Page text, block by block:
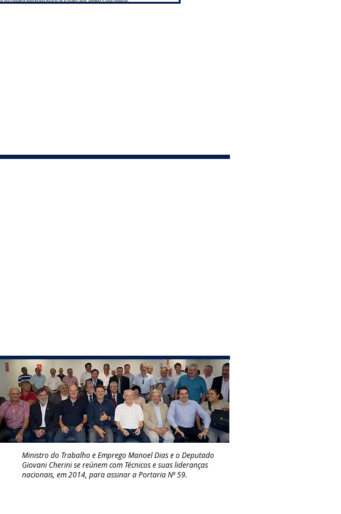
Ministro do Trabalho e Emprego Manoel Dias e o Deputado
Giovani Cherini se reúnem com Técnicos e suas lideranças
nacionais, em 2014, para assinar a Portaria Nº 59.